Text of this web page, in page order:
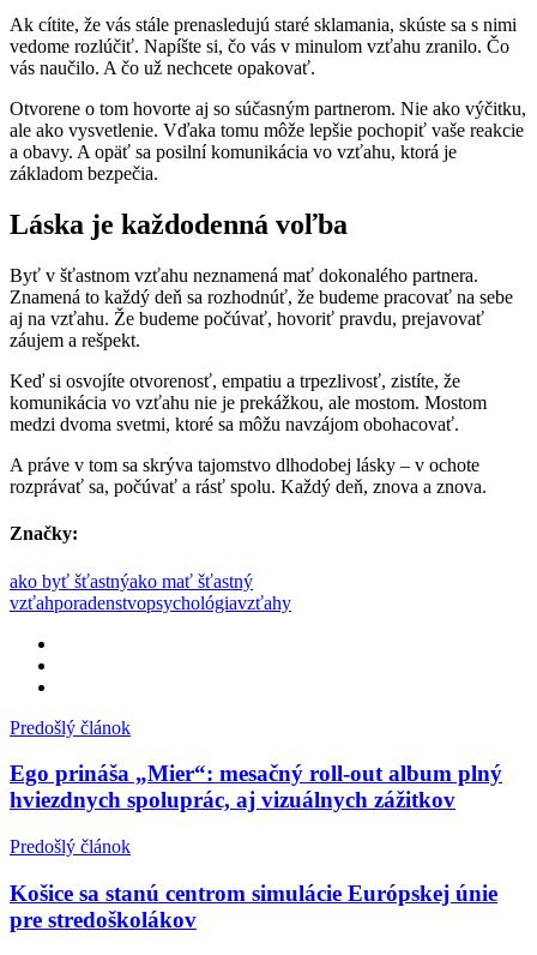
Ak cítite, že vás stále prenasledujú staré sklamania, skúste sa s nimi
vedome rozlúčiť. Napíšte si, čo vás v minulom vzťahu zranilo. Čo
vás naučilo. A čo už nechcete opakovať.
Otvorene o tom hovorte aj so súčasným partnerom. Nie ako výčitku,
ale ako vysvetlenie. Vďaka tomu môže lepšie pochopiť vaše reakcie
a obavy. A opäť sa posilní komunikácia vo vzťahu, ktorá je
základom bezpečia.
Láska je každodenná voľba
Byť v šťastnom vzťahu neznamená mať dokonalého partnera.
Znamená to každý deň sa rozhodnúť, že budeme pracovať na sebe
aj na vzťahu. Že budeme počúvať, hovoriť pravdu, prejavovať
záujem a rešpekt.
Keď si osvojíte otvorenosť, empatiu a trpezlivosť, zistíte, že
komunikácia vo vzťahu nie je prekážkou, ale mostom. Mostom
medzi dvoma svetmi, ktoré sa môžu navzájom obohacovať.
A práve v tom sa skrýva tajomstvo dlhodobej lásky – v ochote
rozprávať sa, počúvať a rásť spolu. Každý deň, znova a znova.
Značky:
ako byť šťastnýako mať šťastný
vzťahporadenstvopsychológiavzťahy
Predošlý článok
Ego prináša „Mier“: mesačný roll-out album plný
hviezdnych spoluprác, aj vizuálnych zážitkov
Predošlý článok
Košice sa stanú centrom simulácie Európskej únie
pre stredoškolákov